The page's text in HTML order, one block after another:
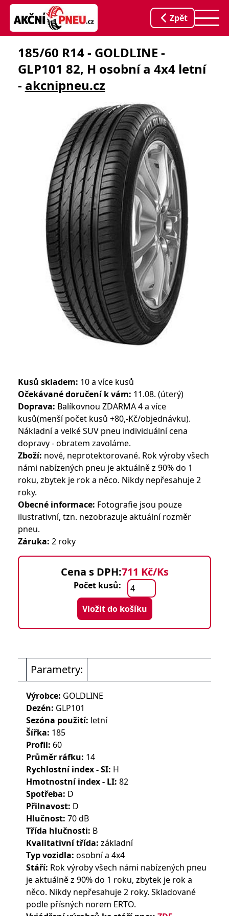
Zpět
185/60 R14 - GOLDLINE -
GLP101 82, H osobní a 4x4 letní
- akcnipneu.cz
Kusů skladem: 10 a více kusů
Očekávané doručení k vám: 11.08. (úterý)
Doprava: Balíkovnou ZDARMA 4 a více
kusů(menší počet kusů +80,-Kč/objednávku).
Nákladní a velké SUV pneu individuální cena
dopravy - obratem zavoláme.
Zboží: nové, neprotektorované. Rok výroby všech
námi nabízených pneu je aktuálně z 90% do 1
roku, zbytek je rok a něco. Nikdy nepřesahuje 2
roky.
Obecné informace: Fotografie jsou pouze
ilustrativní, tzn. nezobrazuje aktuální rozměr
pneu.
Záruka: 2 roky
Cena s DPH:711 Kč/Ks
Počet kusů:
Vložit do košíku
Parametry:
Výrobce: GOLDLINE
Dezén: GLP101
Sezóna použití: letní
Šířka: 185
Profil: 60
Průměr ráfku: 14
Rychlostní index - SI: H
Hmotnostní index - LI: 82
Spotřeba: D
Přilnavost: D
Hlučnost: 70 dB
Třída hlučnosti: B
Kvalitativní třída: základní
Typ vozidla: osobní a 4x4
Stáří: Rok výroby všech námi nabízených pneu
je aktuálně z 90% do 1 roku, zbytek je rok a
něco. Nikdy nepřesahuje 2 roky. Skladované
podle přísných norem ERTO.